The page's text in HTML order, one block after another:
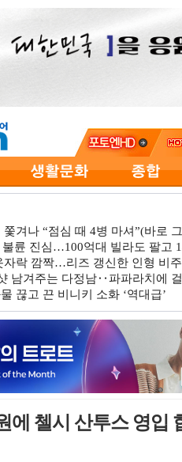
겨나 “점심 때 4병 마셔”(바로
륜 진심…100억대 빌라도 팔고
자락 깜짝…리즈 갱신한 인형 비
남겨주는 다정남‥파파라치에
끊고 끈 비니키 소화 ‘역대급’
에 첼시 산투스 영입